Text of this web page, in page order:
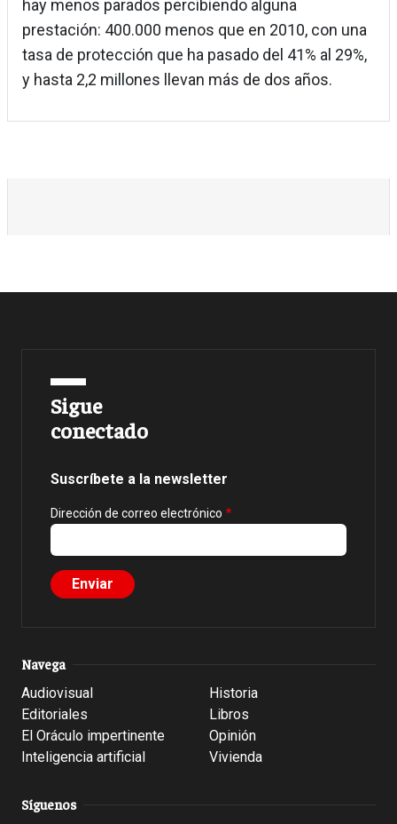
hay menos parados percibiendo alguna
prestación: 400.000 menos que en 2010, con una
tasa de protección que ha pasado del 41% al 29%,
y hasta 2,2 millones llevan más de dos años.
Sigue
conectado
Suscríbete a la newsletter
Dirección de correo electrónico
Navega
Audiovisual
Editoriales
El Oráculo impertinente
Inteligencia artificial
Historia
Libros
Opinión
Vivienda
Síguenos